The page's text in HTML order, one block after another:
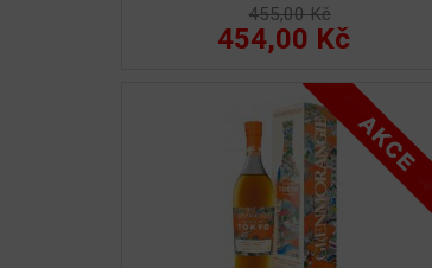
455,00 Kč
454,00 Kč